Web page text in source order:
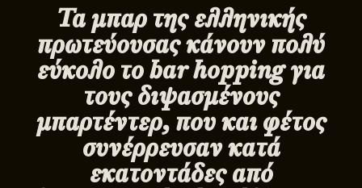
Τα μπαρ της ελληνικής
πρωτεύουσας κάνουν πολύ
εύκολο τοbarhoppingγια
τους διψασμένους
μπαρτέντερ, που και φέτος
συνέρρευσαν κατά
εκατοντάδες από